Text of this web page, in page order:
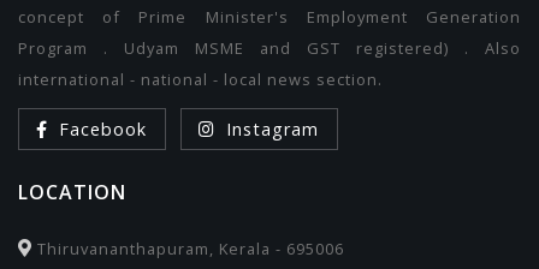
concept of Prime Minister's Employment Generation
Program . Udyam MSME and GST registered) . Also
international - national - local news section.
Facebook Instagram
LOCATION
Thiruvananthapuram, Kerala - 695006